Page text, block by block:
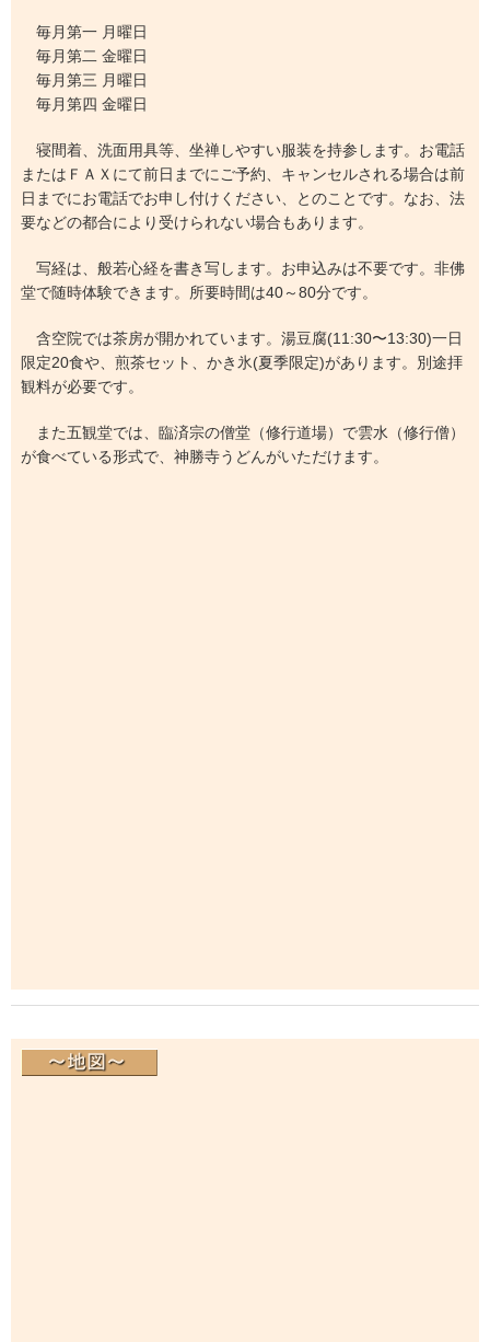
毎月第一 月曜日
毎月第二 金曜日
毎月第三 月曜日
毎月第四 金曜日
寝間着、洗面用具等、坐禅しやすい服装を持参します。お電話
またはＦＡＸにて前日までにご予約、キャンセルされる場合は前
日までにお電話でお申し付けください、とのことです。なお、法
要などの都合により受けられない場合もあります。
写経は、般若心経を書き写します。お申込みは不要です。非佛
堂で随時体験できます。所要時間は40～80分です。
含空院では茶房が開かれています。湯豆腐(11:30〜13:30)一日
限定20食や、煎茶セット、かき氷(夏季限定)があります。別途拝
観料が必要です。
また五観堂では、臨済宗の僧堂（修行道場）で雲水（修行僧）
が食べている形式で、神勝寺うどんがいただけます。